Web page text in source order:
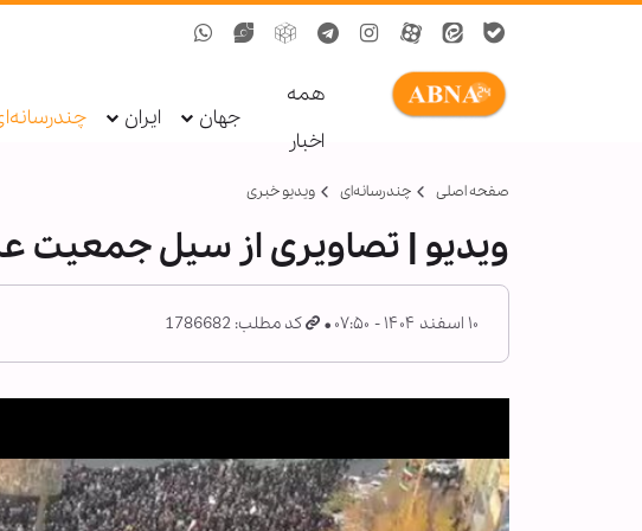
همه
اخبار
جهان ایران
صفحه اصلی چندرسانه‌ای ویدیو خبری
ویدیو | تصاویری از سیل جمعیت
۱۰ اسفند ۱۴۰۴ - ۰۷:۵۰ کد مطلب: 1786682